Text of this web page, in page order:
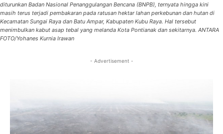
diturunkan Badan Nasional Penanggulangan Bencana (BNPB), ternyata hingga kini
masih terus terjadi pembakaran pada ratusan hektar lahan perkebunan dan hutan di
Kecamatan Sungai Raya dan Batu Ampar, Kabupaten Kubu Raya. Hal tersebut
menimbulkan kabut asap tebal yang melanda Kota Pontianak dan sekitarnya. ANTARA
FOTO/Yohanes Kurnia Irawan
- Advertisement -